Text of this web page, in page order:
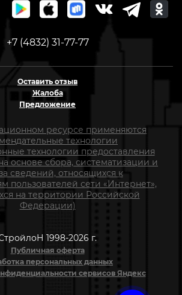
+7 (4832) 31-77-77
Оставить отзыв
Жалоба
Предложение
ресурсе применяются
технологии
технологии предоставления
основе сбора, систематизации и
сведений, относящихся к
пользователей сети «Интернет»,
на территории Российской
Федерации)
1998-2026 г.
Публичная оферта
персональных данных
сервисов Яндекс